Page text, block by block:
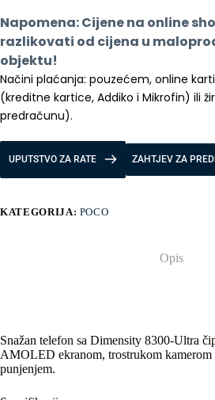
Napomena: Cijene na online
razlikovati od cijena u
objektu!
Načini plaćanja: pouzećem, online
(kreditne kartice, Addiko i Mikrofin) ili
predračunu).
UPUTSTVO ZA RATE ZAHTJEV ZA
KATEGORIJA: POCO
Opis
Snažan telefon sa Dimensity 8300-Ultra
AMOLED ekranom, trostrukom
punjenjem.